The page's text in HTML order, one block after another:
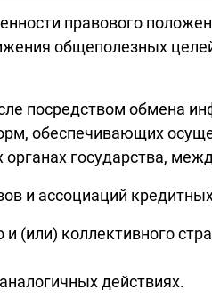
правового
общеполезных
посредством обмена
обеспечивающих
государства,
и ассоциаций
и (или) коллективного
действиях.